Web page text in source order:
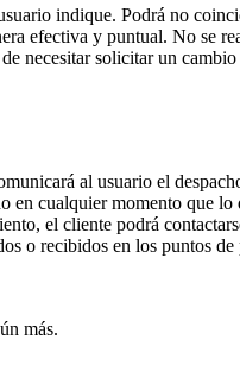
indique. Podrá no
efectiva y puntual. No
necesitar solicitar un
al usuario el
cualquier momento que
el cliente podrá
o recibidos en los puntos
más.